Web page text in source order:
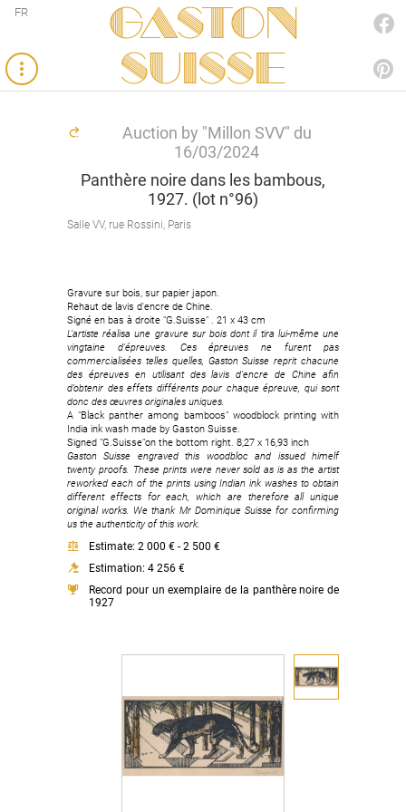
Gaston
SUISSE
FR
Auction by "Millon SVV" du
16/03/2024
Panthère noire dans les bambous,
1927. (lot n°96)
Salle VV, rue Rossini, Paris
Gravure sur bois, sur papier japon.
Rehaut de lavis d'encre de Chine.
Signé en bas à droite "G.Suisse" . 21 x 43 cm
L’artiste réalisa une gravure sur bois dont il tira lui-même une
vingtaine d’épreuves. Ces épreuves ne furent pas
commercialisées telles quelles, Gaston Suisse reprit chacune
des épreuves en utilisant des lavis d’encre de Chine afin
d’obtenir des effets différents pour chaque épreuve, qui sont
donc des œuvres originales uniques.
A "Black panther among bamboos" woodblock printing with
India ink wash made by Gaston Suisse.
Signed "G.Suisse"on the bottom right. 8,27 x 16,93 inch
Gaston Suisse engraved this woodbloc and issued himelf
twenty proofs. These prints were never sold as is as the artist
reworked each of the prints using Indian ink washes to obtain
different effects for each, which are therefore all unique
original works. We thank Mr Dominique Suisse for confirming
us the authenticity of this work.
Estimate: 2 000 € - 2 500 €
Estimation: 4 256 €
Record pour un exemplaire de la panthère noire de
1927